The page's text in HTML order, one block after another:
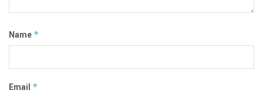
Name *
Email *